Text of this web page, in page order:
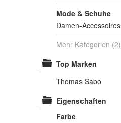
Mode & Schuhe
Damen-Accessoires
Mehr Kategorien (2)
Top Marken
Thomas Sabo
Eigenschaften
Farbe